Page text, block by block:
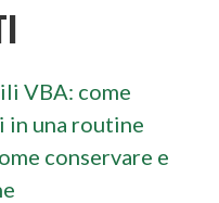
VBA: come
in una routine
conservare e